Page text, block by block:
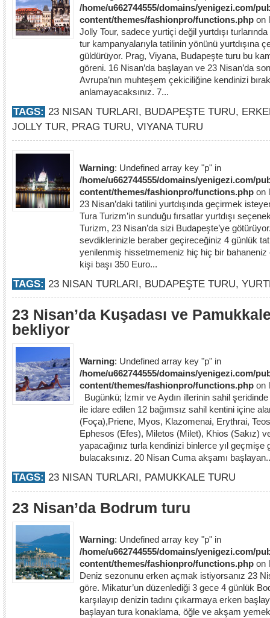
/home/u662744555/domains/yenigezi.com/
content/themes/fashionpro/functions.php on
Jolly Tour, sadece yurtiçi değil yurtdışı
tur kampanyalarıyla tatilinin yönünü yurtdışına
güldürüyor. Prag, Viyana, Budapeşte turu bu
göreni. 16 Nisan’da başlayan ve 23 Nisan’da
Avrupa’nın muhteşem çekiciliğine kendinizi
anlamayacaksınız. 7...
TAGS: 23 NISAN TURLARI, BUDAPEŞTE TURU,
JOLLY TUR, PRAG TURU, VIYANA TURU
Warning: Undefined array key "p" in
/home/u662744555/domains/yenigezi.com/
content/themes/fashionpro/functions.php on
23 Nisan’daki tatilini yurtdışında geçirmek
Tura Turizm’in sunduğu fırsatlar yurtdışı
Turizm, 23 Nisan’da sizi Budapeşte’ye
sevdiklerinizle beraber geçireceğiniz 4 günlük
yenilenmiş hissetmemeniz hiç hiç bir bahaneniz
kişi başı 350 Euro...
TAGS: 23 NISAN TURLARI, BUDAPEŞTE TURU,
23 Nisan’da Kuşadası ve
bekliyor
Warning: Undefined array key "p" in
/home/u662744555/domains/yenigezi.com/
content/themes/fashionpro/functions.php on
Bugünkü; İzmir ve Aydın illerinin sahil
ile idare edilen 12 bağımsız sahil kentini içine
(Foça),Priene, Myos, Klazomenai, Erythrai,
Ephesos (Efes), Miletos (Milet), Khios (Sakız)
yapacağınız turla kendinizi binlerce yıl
bulacaksınız. 20 Nisan Cuma akşamı
TAGS: 23 NISAN TURLARI, PAMUKKALE TURU
23 Nisan’da Bodrum turu
Warning: Undefined array key "p" in
/home/u662744555/domains/yenigezi.com/
content/themes/fashionpro/functions.php on
Deniz sezonunu erken açmak istiyorsanız 23
göre. Mikatur’un düzenlediği 3 gece 4 günlük
karşılayıp denizin tadını çıkarmaya erken
başlayan tura konaklama, öğle ve akşam